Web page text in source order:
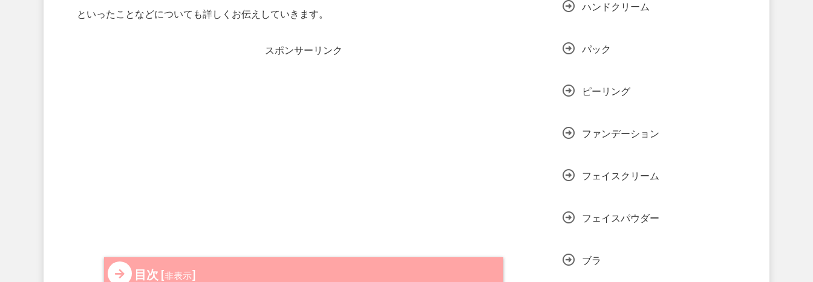
といったことなどについても詳しくお伝えしていきます。
スポンサーリンク
目次 [非表示]
ハンドクリーム
パック
ピーリング
ファンデーション
フェイスクリーム
フェイスパウダー
ブラ